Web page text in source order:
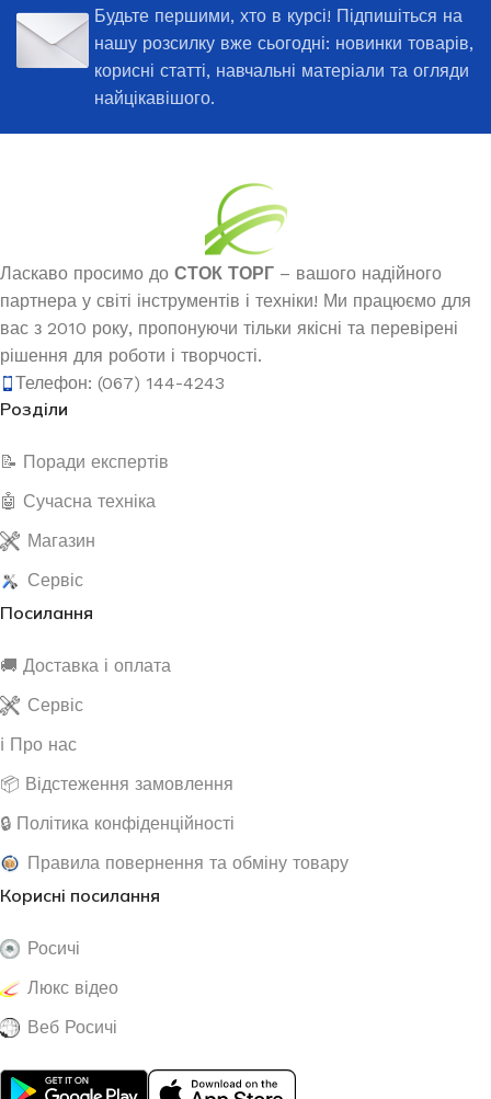
Будьте першими, хто в курсі! Підпишіться на
нашу розсилку вже сьогодні: новинки товарів,
корисні статті, навчальні матеріали та огляди
найцікавішого.
Ласкаво просимо до СТОК ТОРГ – вашого надійного
партнера у світі інструментів і техніки! Ми працюємо для
вас з 2010 року, пропонуючи тільки якісні та перевірені
рішення для роботи і творчості.
Телефон: (067) 144-4243
Розділи
📝 Поради експертів
🤖 Сучасна техніка
Магазин
Сервіс
Посилання
🚚 Доставка і оплата
Сервіс
ℹ️ Про нас
📦 Відстеження замовлення
🔒 Політика конфіденційності
Правила повернення та обміну товару
Корисні посилання
Росичі
Люкс відео
Веб Росичі